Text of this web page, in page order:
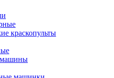
краскопульты